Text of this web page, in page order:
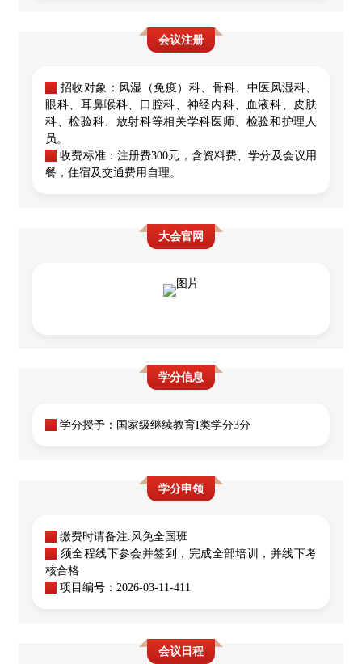
会议注册
招收对象：风湿（免疫）科、骨科、中医风湿科、
眼科、耳鼻喉科、口腔科、神经内科、血液科、皮肤
科、检验科、放射科等相关学科医师、检验和护理人
员。
收费标准：注册费300元，含资料费、学分及会议用
餐，住宿及交通费用自理。
大会官网
学分信息
学分授予：国家级继续教育I类学分3分
学分申领
缴费时请备注:风免全国班
须全程线下参会并签到，完成全部培训，并线下考
核合格
项目编号： 2026-03-11-411
会议日程